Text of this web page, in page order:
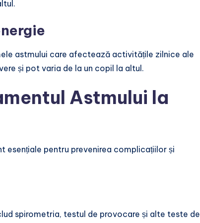
astmului care afectează activitățile zilnice ale
și pot varia de la un copil la altul.
Astmului la
esențiale pentru prevenirea complicațiilor și
spirometria, testul de provocare și alte teste de